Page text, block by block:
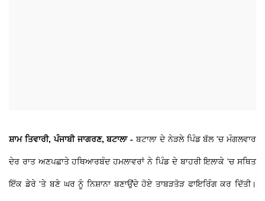
ਸ਼ਾਮ ਤਿਵਾਰੀ, ਪੰਜਾਬੀ ਜਾਗਰਣ, ਬਟਾਲਾ -ਬਟਾਲਾ ਦੇ ਨੇੜਲੇ ਪਿੰਡ ਬੱਲ 'ਚ ਮੰਗਲਵਾਰ
ਦੇਰ ਰਾਤ ਅਣਪਛਾਤੇ ਹਥਿਆਰਬੰਦ ਹਮਲਾਵਰਾਂ ਨੇ ਪਿੰਡ ਦੇ ਬਾਹਰੀ ਇਲਾਕੇ 'ਚ ਸਥਿਤ
ਇੱਕ ਡੇਰੇ 'ਤੇ ਬਣੇ ਘਰ ਨੂੰ ਨਿਸ਼ਾਨਾ ਬਣਾਉਂਦੇ ਹੋਏ ਤਾਬੜਤੋੜ ਫਾਇਰਿੰਗ ਕਰ ਦਿੱਤੀ।